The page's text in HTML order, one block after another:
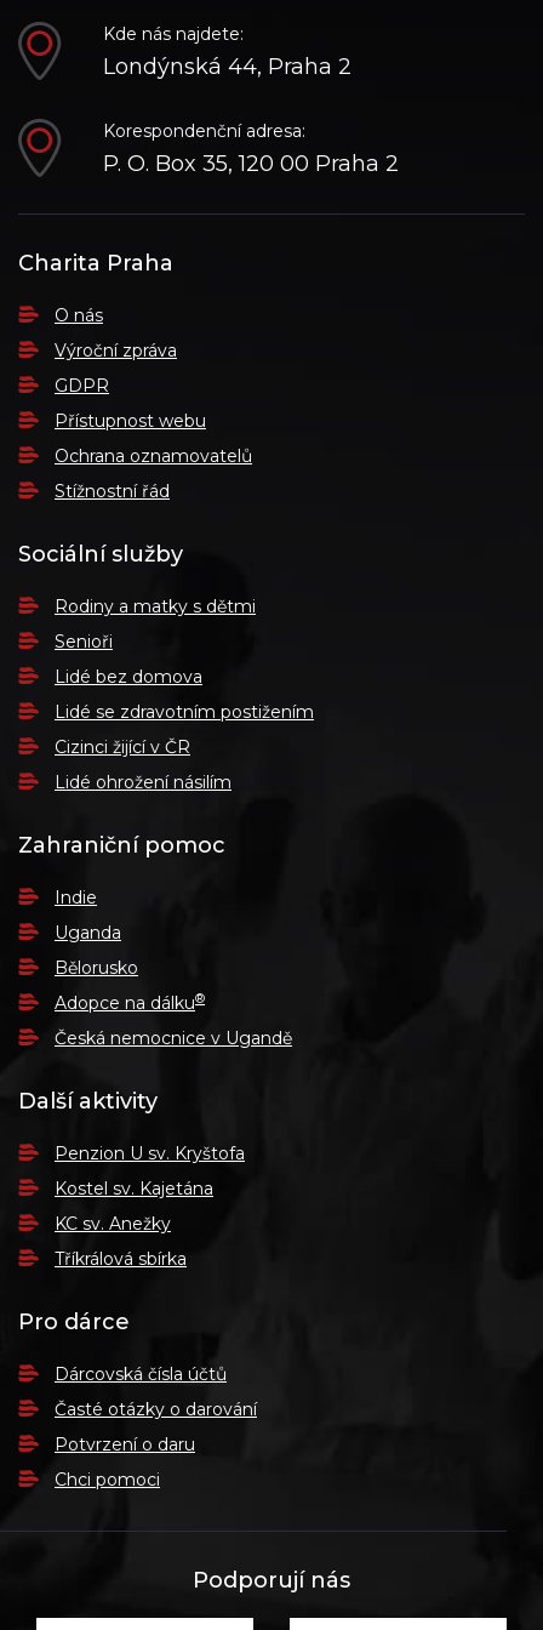
Kde nás najdete:
Londýnská 44, Praha 2
Korespondenční adresa:
P. O. Box 35, 120 00 Praha 2
Charita Praha
O nás
Výroční zpráva
GDPR
Přístupnost webu
Ochrana oznamovatelů
Stížnostní řád
Sociální služby
Rodiny a matky s dětmi
Senioři
Lidé bez domova
Lidé se zdravotním postižením
Cizinci žijící v ČR
Lidé ohrožení násilím
Zahraniční pomoc
Indie
Uganda
Bělorusko
Adopce na dálku®
Česká nemocnice v Ugandě
Další aktivity
Penzion U sv. Kryštofa
Kostel sv. Kajetána
KC sv. Anežky
Tříkrálová sbírka
Pro dárce
Dárcovská čísla účtů
Časté otázky o darování
Potvrzení o daru
Chci pomoci
Podporují nás